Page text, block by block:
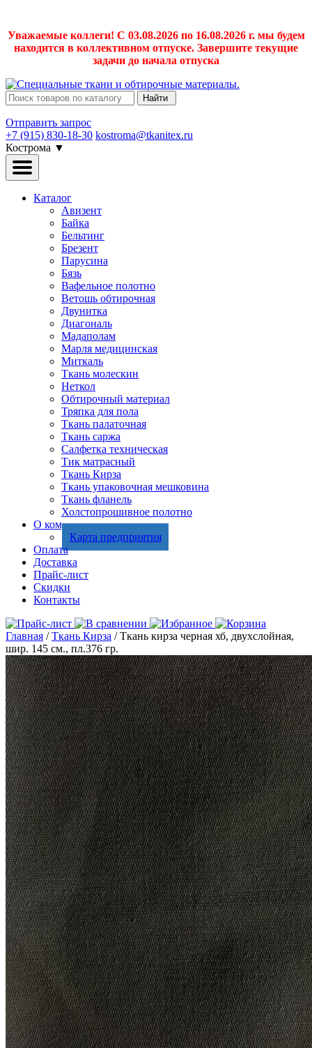
Уважаемые коллеги! С 03.08.2026 по 16.08.2026 г. мы будем
находится в коллективном отпуске. Завершите текущие
задачи до начала отпуска
Найти
Отправить запрос
+7 (915) 830-18-30 kostroma@tkanitex.ru
Кострома ▼
Каталог
Авизент
Байка
Бельтинг
Брезент
Парусина
Бязь
Вафельное полотно
Ветошь обтирочная
Двунитка
Диагональ
Мадаполам
Марля медицинская
Миткаль
Ткань молескин
Неткол
Обтирочный материал
Тряпка для пола
Ткань палаточная
Ткань саржа
Салфетка техническая
Тик матрасный
Ткань Кирза
Ткань упаковочная мешковина
Ткань фланель
Холстопрошивное полотно
О компании
Карта предприятия
Оплата
Доставка
Прайс-лист
Скидки
Контакты
Главная /Ткань Кирза / Ткань кирза черная хб, двухслойная,
шир. 145 см., пл.376 гр.